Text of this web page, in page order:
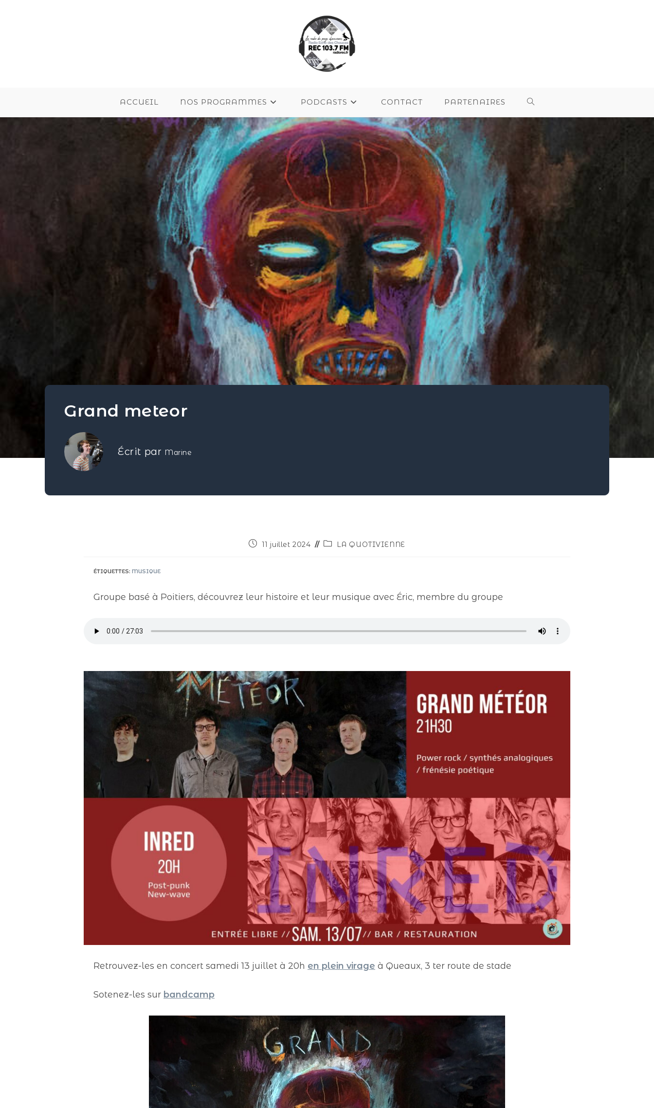
ACCUEIL NOS PROGRAMMES PODCASTS CONTACT PARTENAIRES
Grand meteor
Écrit par Marine
11 juillet 2024 LA QUOTIVIENNE
ÉTIQUETTES: MUSIQUE
Groupe basé à Poitiers, découvrez leur histoire et leur musique avec Éric, membre du groupe
Retrouvez-les en concert samedi 13 juillet à 20h en plein virage à Queaux, 3 ter route de stade
Sotenez-les sur bandcamp